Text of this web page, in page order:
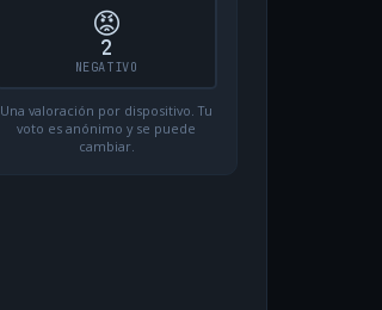
😡
2
NEGATIVO
Una valoración por dispositivo. Tu
voto es anónimo y se puede
cambiar.